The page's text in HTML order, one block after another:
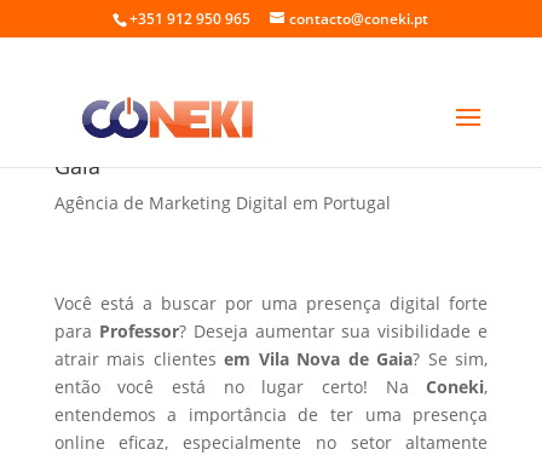
+351 912 950 965 contacto@coneki.pt
Fazer site para Professor em Vila Nova de
Gaia
Agência de Marketing Digital em Portugal
Você está a buscar por uma presença digital forte
para Professor? Deseja aumentar sua visibilidade e
atrair mais clientesem Vila Nova de Gaia? Se sim,
então você está no lugar certo! NaConeki,
entendemos a importância de ter uma presença
online eficaz, especialmente no setor altamente